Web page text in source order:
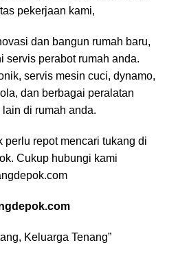
pekerjaan kami,
dan bangun rumah baru,
servis perabot rumah anda.
servis mesin cuci, dynamo,
dan berbagai peralatan
di rumah anda.
perlu repot mencari tukang di
Cukup hubungi kami
Keluarga Tenang”